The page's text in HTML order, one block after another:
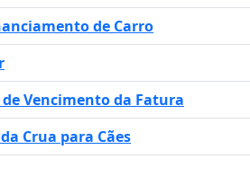
de Carro
Vencimento da Fatura
Crua para Cães